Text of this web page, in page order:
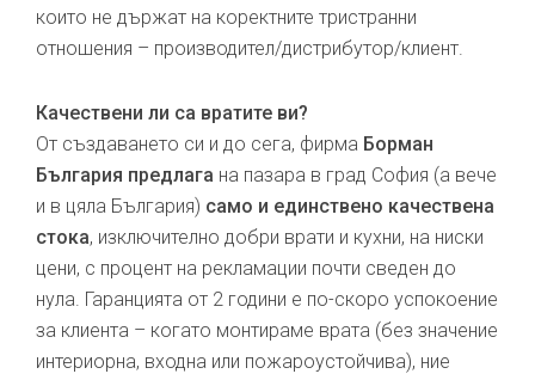
които не държат на коректните тристранни
отношения – производител/дистрибутор/клиент.
Качествени ли са вратите ви?
От създаването си и до сега, фирма Борман
България предлага на пазара в град София (а вече
и в цяла България) само и единствено качествена
стока, изключително добри врати и кухни, на ниски
цени, с процент на рекламации почти сведен до
нула. Гаранцията от 2 години е по-скоро успокоение
за клиента – когато монтираме врата (без значение
интериорна, входна или пожароустойчива), ние